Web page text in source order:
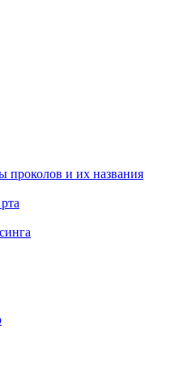
проколов и их названия